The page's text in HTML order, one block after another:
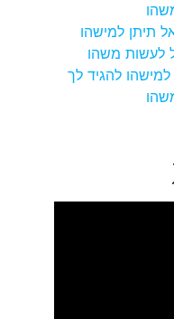
תיתן למישהו
לעשות משהו
להגיד לך